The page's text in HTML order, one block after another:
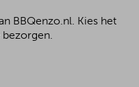
BBQenzo.nl. Kies het